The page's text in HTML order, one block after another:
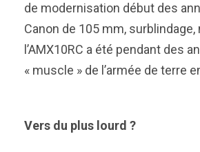
de modernisation début des
Canon de 105 mm,
l’AMX10RC a été pendant des
« muscle » de l’armée de terre
Vers du plus lourd ?